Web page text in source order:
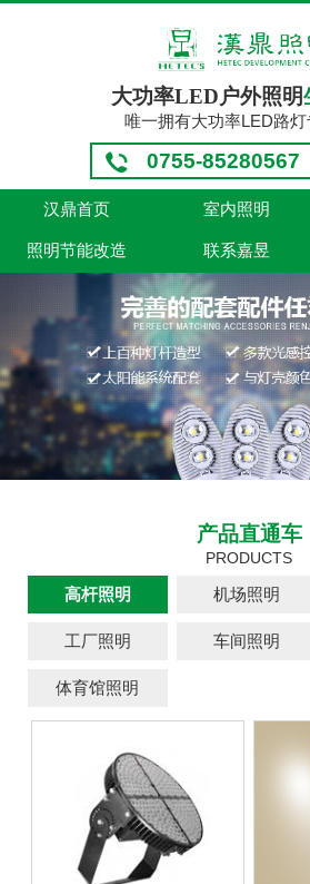
大功率LED户外照明
唯一拥有大功率LED路
0755-85280567
汉鼎首页 室内照明
照明节能改造 联系嘉昱
产品直通车
PRODUCTS
高杆照明 机场照明
工厂照明 车间照明
体育馆照明